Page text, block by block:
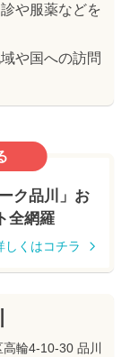
や服薬などを
や国への訪問
ク品川」お
全網羅
しくはコチラ
輪4-10-30 品川